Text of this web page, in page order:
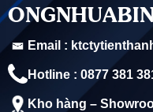
cho các hệ thống
Chống ăn mòn:Nhờ
Random Copolymer
Email :
Hotline : 0877 381
Kho hàng –